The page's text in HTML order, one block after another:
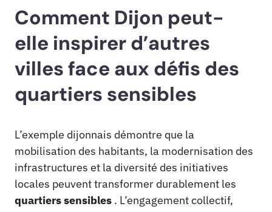
Comment Dijon peut-
elle inspirer d’autres
villes face aux défis des
quartiers sensibles
L’exemple dijonnais démontre que la
mobilisation des habitants, la modernisation des
infrastructures et la diversité des initiatives
locales peuvent transformer durablement les
quartiers sensibles . L’engagement collectif,